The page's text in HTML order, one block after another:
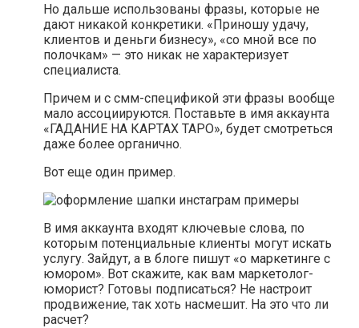
Но дальше использованы фразы, которые не
дают никакой конкретики. «Приношу удачу,
клиентов и деньги бизнесу», «со мной все по
полочкам» — это никак не характеризует
специалиста.
Причем и с смм-спецификой эти фразы вообще
мало ассоциируются. Поставьте в имя аккаунта
«ГАДАНИЕ НА КАРТАХ ТАРО», будет смотреться
даже более органично.
Вот еще один пример.
В имя аккаунта входят ключевые слова, по
которым потенциальные клиенты могут искать
услугу. Зайдут, а в блоге пишут «о маркетинге с
юмором». Вот скажите, как вам маркетолог-
юморист? Готовы подписаться? Не настроит
продвижение, так хоть насмешит. На это что ли
расчет?